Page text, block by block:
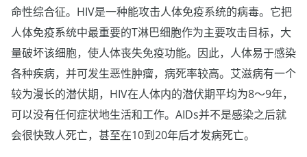
命性综合征。HIV是一种能攻击人体免疫系统的病毒。它把
人体免疫系统中最重要的T淋巴细胞作为主要攻击目标，大
量破坏该细胞，使人体丧失免疫功能。因此，人体易于感染
各种疾病，并可发生恶性肿瘤，病死率较高。艾滋病有一个
较为漫长的潜伏期，HIV在人体内的潜伏期平均为8～9年，
可以没有任何症状地生活和工作。AIDs并不是感染之后就
会很快致人死亡，甚至在10到20年后才发病死亡。